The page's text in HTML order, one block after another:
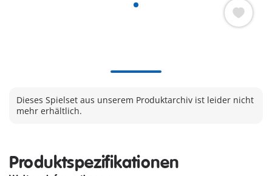
Dieses Spielset aus unserem Produktarchiv ist leider nicht
mehr erhältlich.
Produktspezifikationen